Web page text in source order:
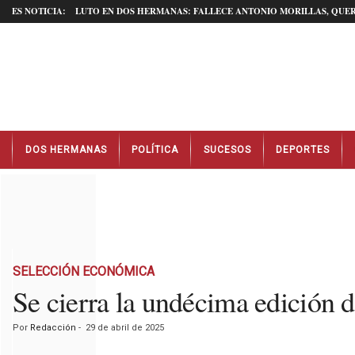
ES NOTICIA: LUTO EN DOS HERMANAS: FALLECE ANTONIO MORILLAS,
t
DOS HERMANAS POLÍTICA SUCESOS DEPORTES
SELECCIÓN ECONÓMICA
Se cierra la undécima edición
Por Redacción - 29 de abril de 2025